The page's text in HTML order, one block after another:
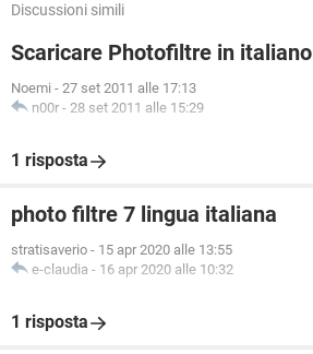
Discussioni simili
Scaricare Photofiltre in italiano
Noemi - 27 set 2011 alle 17:13
n00r - 28 set 2011 alle 15:29
1 risposta
photo filtre 7 lingua italiana
stratisaverio - 15 apr 2020 alle 13:55
e-claudia - 16 apr 2020 alle 10:32
1 risposta